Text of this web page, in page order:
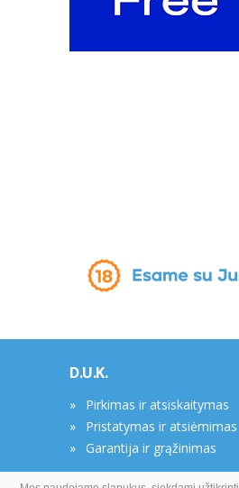
D.U.K.
Pirkimas ir atsiskaitymas
Pristatymas ir atsiėmimas
Garantija ir grąžinimas